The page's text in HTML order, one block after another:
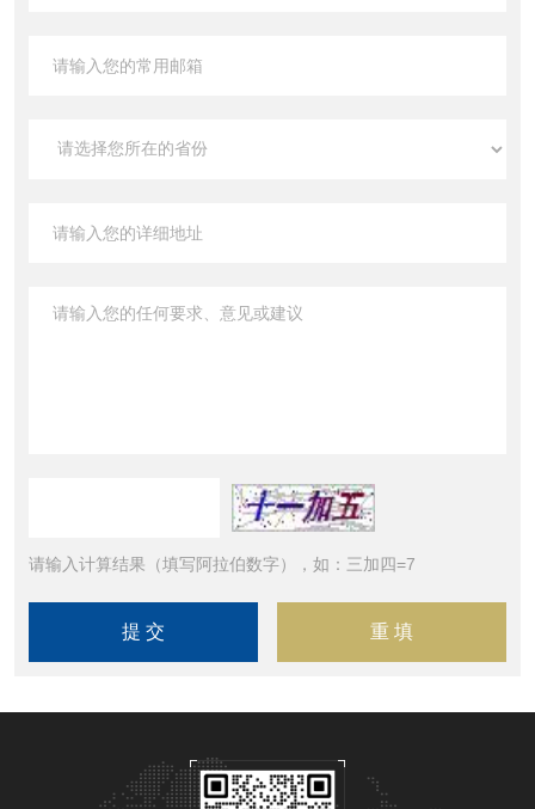
请输入计算结果（填写阿拉伯数字），如：三加四=7